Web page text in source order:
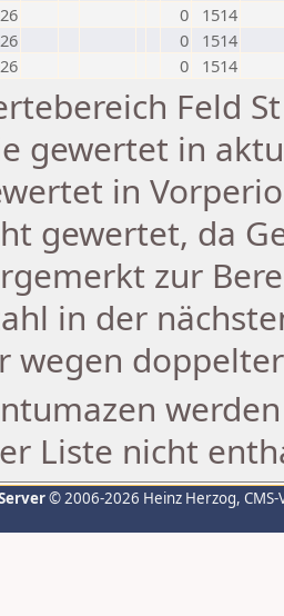
0
1514
0
1514
0 1514
Feld
gewertet in
in
gewertet, da
zur
in der
wegen
Liste nicht
© 2006-2026 Heinz Herzog,